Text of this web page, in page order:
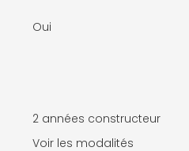
Oui
2 années constructeur
Voir les modalités